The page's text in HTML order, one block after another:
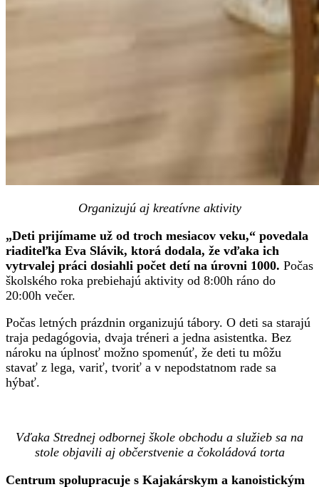
Organizujú aj kreatívne aktivity
„Deti prijímame už od troch mesiacov veku,“ povedala
riaditeľka Eva Slávik, ktorá dodala, že vďaka ich
vytrvalej práci dosiahli počet detí na úrovni 1000. Počas
školského roka prebiehajú aktivity od 8:00h ráno do
20:00h večer.
Počas letných prázdnin organizujú tábory. O deti sa starajú
traja pedagógovia, dvaja tréneri a jedna asistentka. Bez
nároku na úplnosť možno spomenúť, že deti tu môžu
stavať z lega, variť, tvoriť a v nepodstatnom rade sa
hýbať.
Vďaka Strednej odbornej škole obchodu a služieb sa na
stole objavili aj občerstvenie a čokoládová torta
Centrum spolupracuje s Kajakárskym a kanoistickým